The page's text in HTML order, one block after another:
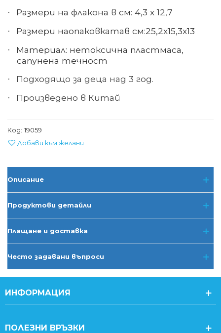
· Размери на флакона в см: 4,3 х 12,7
· Размери наопаковкатав см:25,2x15,3x13
·
Материал: нетоксична пластмаса,
сапунена течност
· Подходящо за деца над 3 год.
· Произведено в Китай
Код: 19059
Добави към желани
Описание
Продуктови детайли
Плащане и доставка
Често задавани въпроси
ИНФОРМАЦИЯ
ПОЛЕЗНИ ВРЪЗКИ